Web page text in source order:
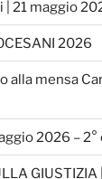
| 21 maggio
2026
alla mensa
2026 – 2°